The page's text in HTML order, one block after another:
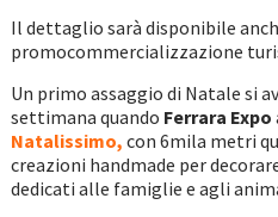
Il dettaglio sarà disponibile
promocommercializzazione
Un primo assaggio di Natale si
settimana quando Ferrara Expo
Natalissimo, con 6mila metri
creazioni handmade per
dedicati alle famiglie e agli